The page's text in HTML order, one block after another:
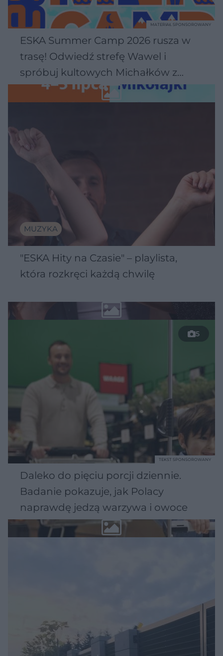
ESKA Summer Camp 2026 rusza w
trasę! Odwiedź strefę Wawel i
spróbuj kultowych Michałków z
Wawelu
MATERIAŁ SPONSOROWANY
MUZYKA
"ESKA Hity na Czasie" – playlista,
która rozkręci każdą chwilę
5
Daleko do pięciu porcji dziennie.
Badanie pokazuje, jak Polacy
naprawdę jedzą warzywa i owoce
TEKST SPONSOROWANY